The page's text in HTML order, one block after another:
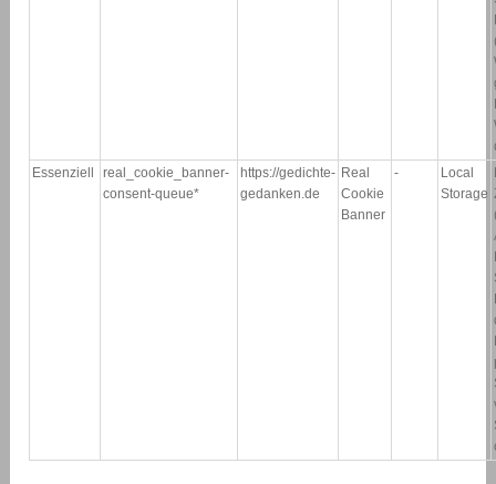
Essenziell
real_cookie_banner-
consent-queue*
https://gedichte-
gedanken.de
Real
Cookie
Banner
-
Local
Storage